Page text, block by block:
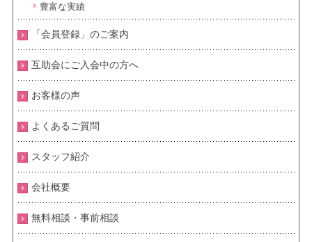
豊富な実績
「会員登録」のご案内
互助会にご入会中の方へ
お客様の声
よくあるご質問
スタッフ紹介
会社概要
無料相談・事前相談